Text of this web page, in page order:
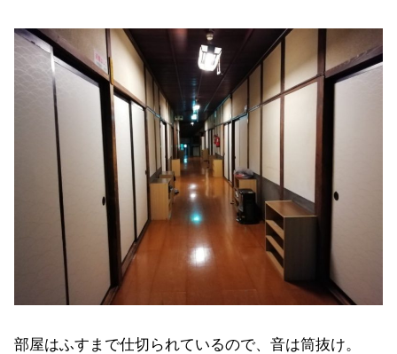
部屋はふすまで仕切られているので、音は筒抜け。